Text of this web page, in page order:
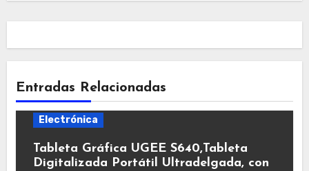
Entradas Relacionadas
Electrónica
Tableta Gráfica UGEE S640,Tableta
Digitalizada Portátil Ultradelgada, con